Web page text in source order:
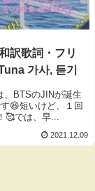
訳歌詞・フリ
가사, 듣기
、BTSのJINが誕生
😆短いけど、１回
では、早...
2021.12.09